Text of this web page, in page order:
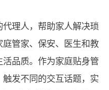
理人，帮助家人解决琐
管家、保安、医生和教
品质。作为家庭贴身管
发不同的交互话题，实